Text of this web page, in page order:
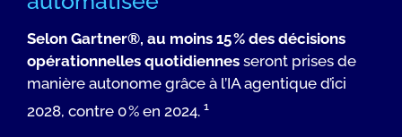
Selon Gartner®, au moins 15 % des décisions
opérationnelles quotidiennes seront prises de
manière autonome grâce à l’IA agentique d’ici
2028, contre 0 % en 2024. 1